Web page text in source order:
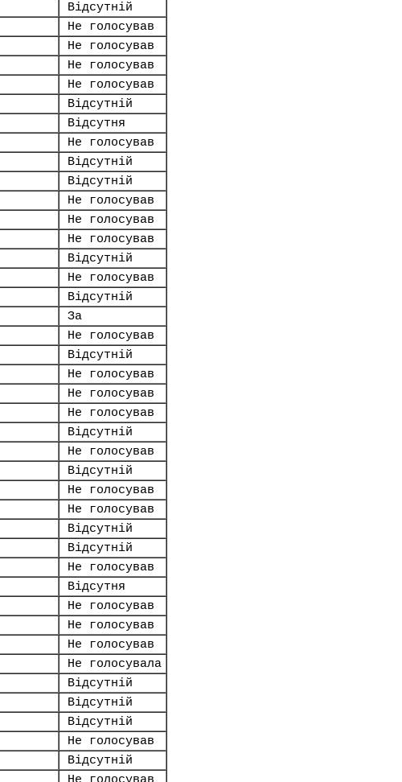
Відсутній
Не голосував
Не голосував
Не голосував
Не голосував
Відсутній
Відсутня
Не голосував
Відсутній
Відсутній
Не голосував
Не голосував
Не голосував
Відсутній
Не голосував
Відсутній
За
Не голосував
Відсутній
Не голосував
Не голосував
Не голосував
Відсутній
Не голосував
Відсутній
Не голосував
Не голосував
Відсутній
Відсутній
Не голосував
Відсутня
Не голосував
Не голосував
Не голосував
Не голосувала
Відсутній
Відсутній
Відсутній
Не голосував
Відсутній